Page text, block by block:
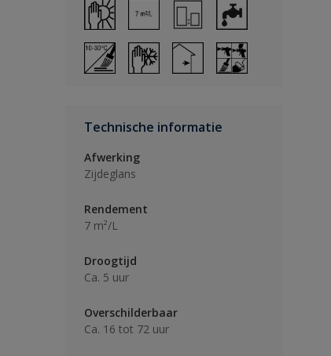
Technische informatie
Afwerking
Zijdeglans
Rendement
7 m²/L
Droogtijd
Ca. 5 uur
Overschilderbaar
Ca. 16 tot 72 uur